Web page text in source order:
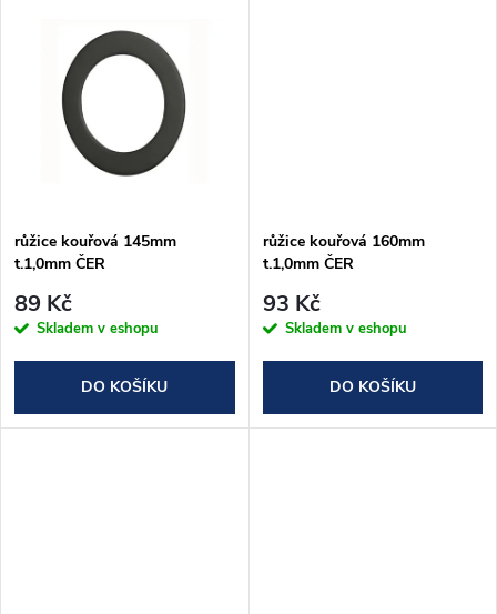
ů
růžice kouřová 145mm
t.1,0mm ČER
89 Kč
Skladem v eshopu
DO KOŠÍKU
růžice kouřová 160mm
t.1,0mm ČER
93 Kč
Skladem v eshopu
DO KOŠÍKU